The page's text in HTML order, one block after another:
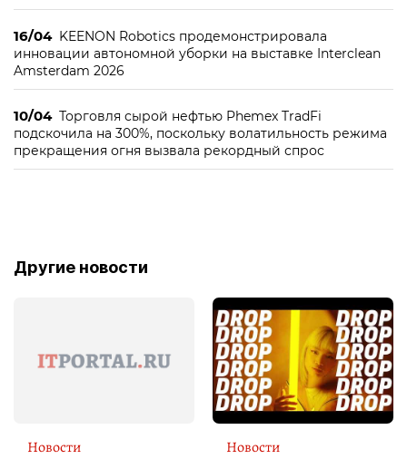
16/04 KEENON Robotics продемонстрировала
инновации автономной уборки на выставке Interclean
Amsterdam 2026
10/04 Торговля сырой нефтью Phemex TradFi
подскочила на 300%, поскольку волатильность режима
прекращения огня вызвала рекордный спрос
Другие новости
Новости Новости